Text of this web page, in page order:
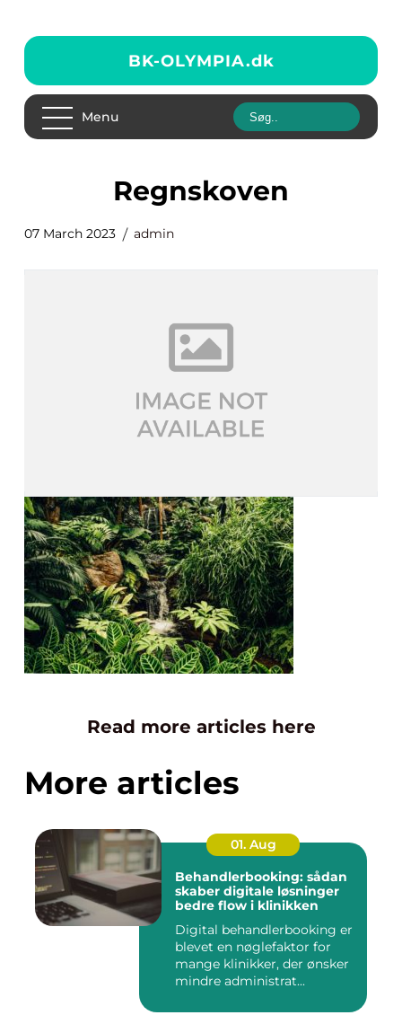
BK-OLYMPIA.dk
Menu
regnskoven
07 March 2023 admin
Read more articles here
More articles
01. Aug
Behandlerbooking: sådan
skaber digitale løsninger
bedre flow i klinikken
Digital behandlerbooking er
blevet en nøglefaktor for
mange klinikker, der ønsker
mindre administrat...